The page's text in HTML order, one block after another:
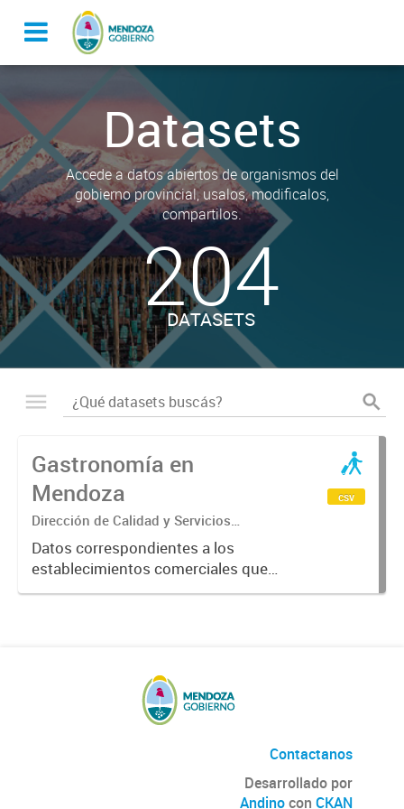
Datasets
Accede a datos abiertos de organismos del
gobierno provincial, usalos, modificalos,
compartilos.
204
DATASETS
Gastronomía en
Mendoza
Dirección de Calidad y Servicios
Turísticos
Datos correspondientes a los
establecimientos comerciales que
provén servicios turísticos de
csv
Contactanos
Desarrollado por
Andinocon CKAN